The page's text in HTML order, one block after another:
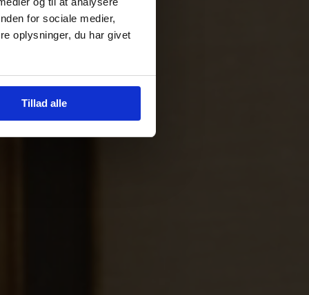
for sociale medier,
oplysninger, du har givet
Tillad alle